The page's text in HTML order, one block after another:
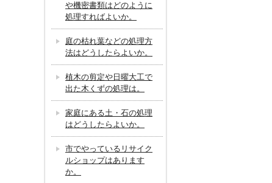
や機密書類はどのように
処理すればよいか。
庭の枯れ葉などの処理方
法はどうしたらよいか。
植木の剪定や日曜大工で
出た木くずの処理は。
家庭にある土・石の処理
はどうしたらよいか。
市でやっているリサイク
ルショップはあります
か。